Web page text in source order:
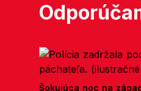
Šokujúca noc na